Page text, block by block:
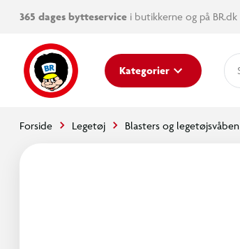
365 dages bytteservice i butikkerne og på BR.dk
Kategorier
Forside Legetøj Blasters og legetøjsvåben